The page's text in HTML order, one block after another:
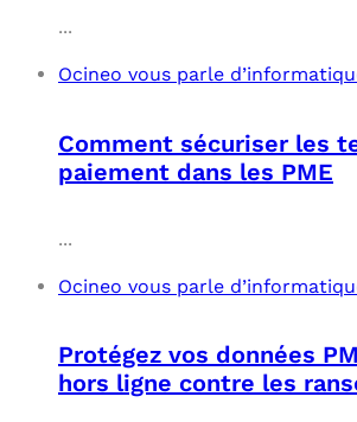
...
Ocineo vous parle
Comment sécuriser les
paiement dans les PME
...
Ocineo vous parle
Protégez vos données
hors ligne contre les